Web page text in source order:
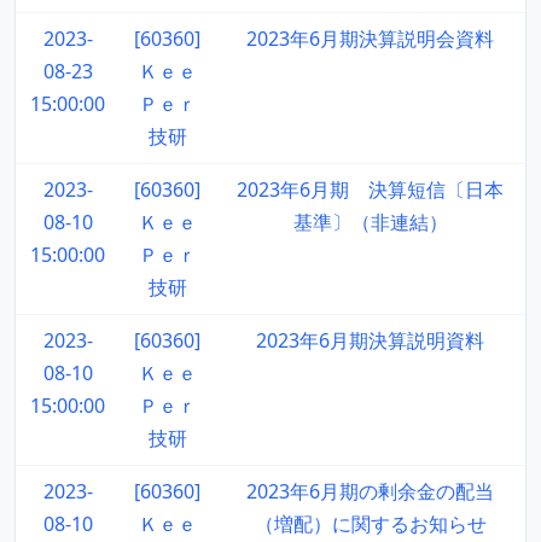
2023-
08-23
15:00:00
[60360]
Ｋｅｅ
Ｐｅｒ
技研
2023年6月期決算説明会資料
2023-
08-10
15:00:00
[60360]
Ｋｅｅ
Ｐｅｒ
技研
2023年6月期 決算短信〔日本
基準〕（非連結）
2023-
08-10
15:00:00
[60360]
Ｋｅｅ
Ｐｅｒ
技研
2023年6月期決算説明資料
2023-
08-10
[60360]
Ｋｅｅ
2023年6月期の剰余金の配当
（増配）に関するお知らせ